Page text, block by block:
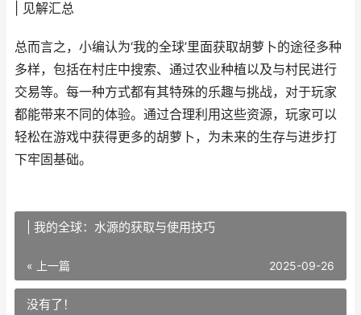
| 见解汇总
总而言之，小编认为‘我的全球’里面获取胡萝卜的途径多种
多样，包括在村庄中搜索、通过农业种植以及与村民进行
交易等。每一种方式都有其特殊的乐趣与挑战，对于玩家
都能带来不同的体验。通过合理利用这些资源，玩家可以
轻松在游戏中获得更多的胡萝卜，为未来的生存与进步打
下牢固基础。
| 我的全球：水源的获取与使用技巧
« 上一篇 2025-09-26
没有了！